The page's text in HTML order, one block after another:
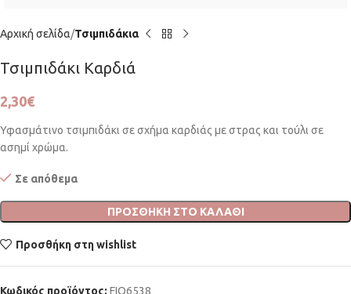
Αρχική σελίδα Τσιμπιδάκια
Τσιμπιδάκι Καρδιά
2,30€
Υφασμάτινο τσιμπιδάκι σε σχήμα καρδιάς με στρας και τούλι σε
ασημί χρώμα.
Σε απόθεμα
ΠΡΟΣΘΉΚΗ ΣΤΟ ΚΑΛΆΘΙ
Προσθήκη στη wishlist
Κωδικός προϊόντος: FIO6538